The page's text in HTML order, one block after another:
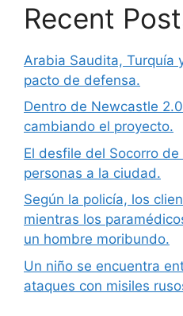
Recent
Arabia Saudita, Turquía
pacto de defensa.
Dentro de Newcastle
cambiando el proyecto.
El desfile del Socorro
personas a la ciudad.
Según la policía, los
mientras los
un hombre moribundo.
Un niño se encuentra
ataques con misiles